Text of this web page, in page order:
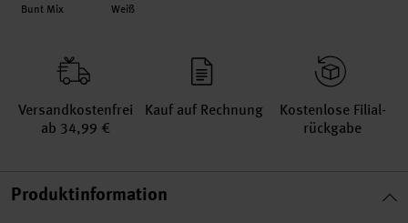
Bunt Mix Weiß
Versand­kosten­frei
ab 34,99 €
Kauf auf Rechnung
Kosten­lose Filial­
rückgabe
Produktinformation